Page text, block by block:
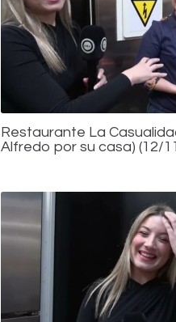
Restaurante La
Alfredo por su casa) (12/